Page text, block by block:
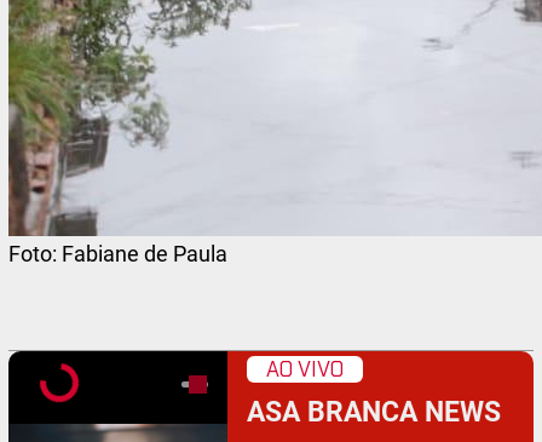
Foto: Fabiane de Paula
AO VIVO
ASA BRANCA NEWS